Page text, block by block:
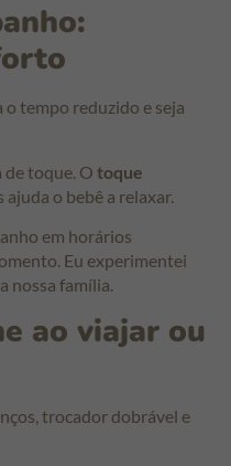
o tempo reduzido e seja
de toque. O toque
ajuda o bebê a relaxar.
em horários
Eu experimentei
nossa família.
ao viajar ou
trocador dobrável e